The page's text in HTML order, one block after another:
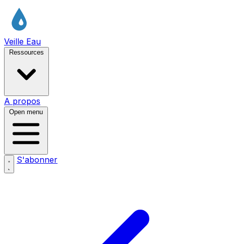
Veille Eau
Ressources
A propos
Open menu
S'abonner